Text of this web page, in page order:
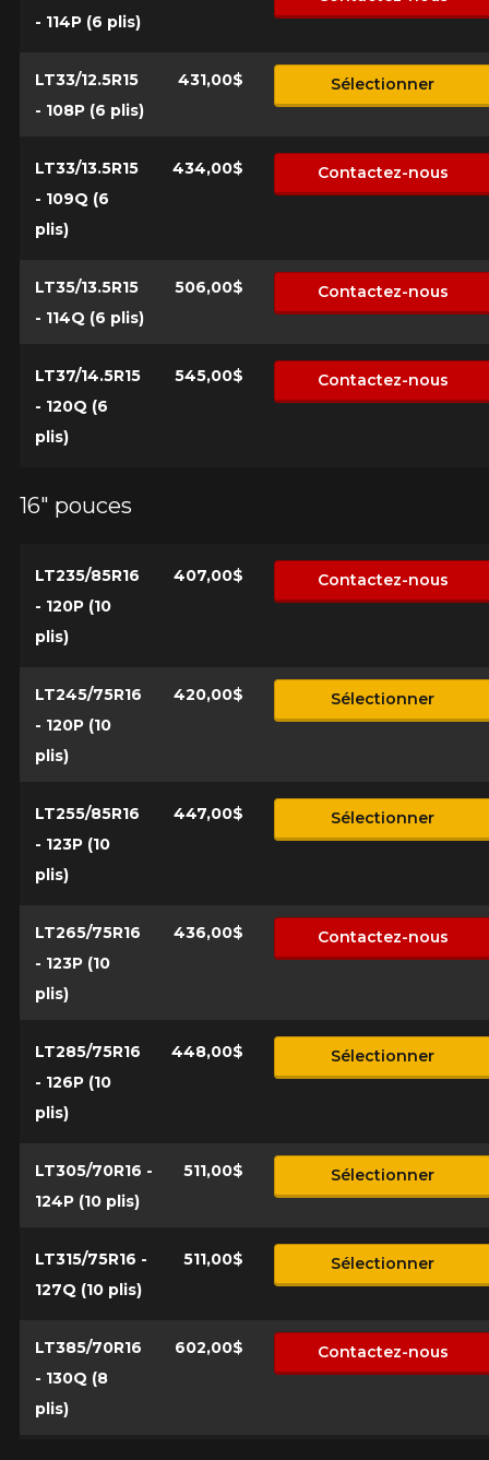
- 114P (6 plis)
LT33/12.5R15
- 108P (6 plis)
431,00$ Sélectionner
LT33/13.5R15
- 109Q (6
plis)
434,00$ Contactez-nous
LT35/13.5R15
- 114Q (6 plis)
506,00$ Contactez-nous
LT37/14.5R15
- 120Q (6
plis)
545,00$ Contactez-nous
16" pouces
LT235/85R16
- 120P (10
plis)
407,00$ Contactez-nous
LT245/75R16
- 120P (10
plis)
420,00$ Sélectionner
LT255/85R16
- 123P (10
plis)
447,00$ Sélectionner
LT265/75R16
- 123P (10
plis)
436,00$ Contactez-nous
LT285/75R16
- 126P (10
plis)
448,00$ Sélectionner
LT305/70R16 -
124P (10 plis)
511,00$ Sélectionner
LT315/75R16 -
127Q (10 plis)
511,00$ Sélectionner
LT385/70R16
- 130Q (8
plis)
602,00$ Contactez-nous
Votre avis concernant le
OPEN COUNTRY M/T
Nom
Courriel
Votre véhicule
Année
Modèle
Option
KM parcourus